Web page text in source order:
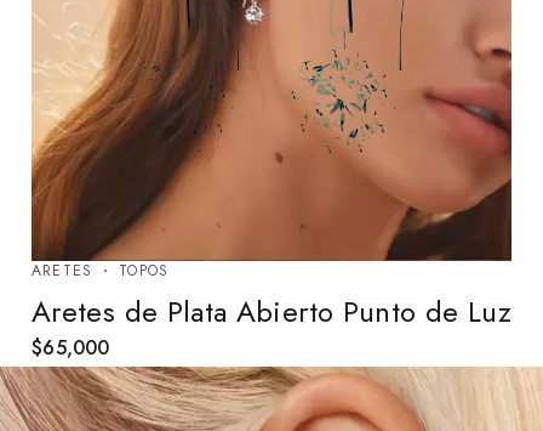
ARETES TOPOS
Aretes de Plata Abierto Punto de Luz
$65,000